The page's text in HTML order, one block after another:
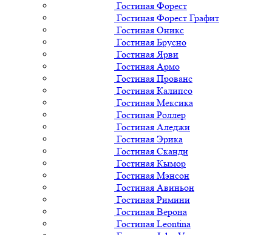
Гостиная Форест
Гостиная Форест Графит
Гостиная Оникс
Гостиная Брусно
Гостиная Ярви
Гостиная Армо
Гостиная Прованс
Гостиная Калипсо
Гостиная Мексика
Гостиная Роллер
Гостиная Аледжи
Гостиная Эрика
Гостиная Сканди
Гостиная Кымор
Гостиная Мэнсон
Гостиная Авиньон
Гостиная Римини
Гостиная Верона
Гостиная Leontina